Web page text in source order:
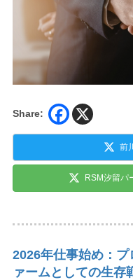
Share:
前
RSM汐留パ
2026年仕事始め：
ァームとしての生存